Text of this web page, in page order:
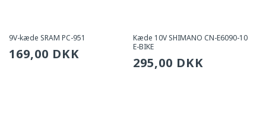
9V-kæde SRAM PC-951
Sædvanlig
169,00 DKK
Kæde 10V SHIMANO CN-E6090-10
E-BIKE
Sædvanlig
295,00 DKK